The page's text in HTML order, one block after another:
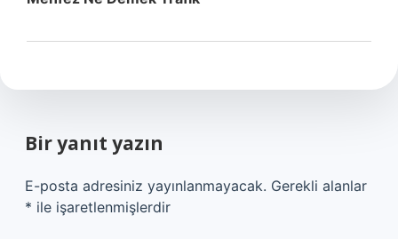
Bir yanıt yazın
E-posta adresiniz yayınlanmayacak. Gerekli alanlar
* ile işaretlenmişlerdir